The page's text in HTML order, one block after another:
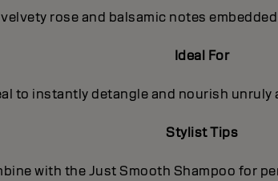
rose and balsamic notes
Ideal For
to instantly detangle and nourish
Stylist Tips
with the Just Smooth Shampoo for